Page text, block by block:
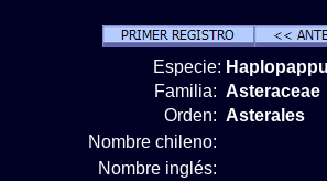
Especie:
Familia: Asteraceae
Orden: Asterales
Nombre chileno:
Nombre inglés: